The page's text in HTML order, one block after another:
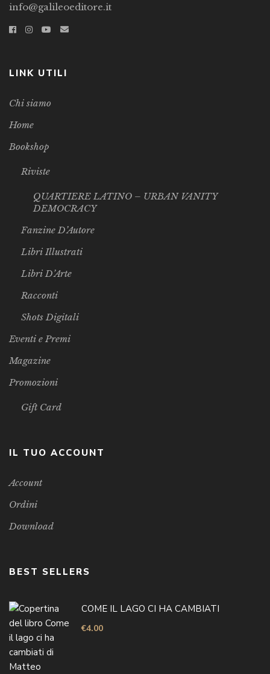
info@galileoeditore.it
LINK UTILI
Chi siamo
Home
Bookshop
Riviste
QUARTIERE LATINO – URBAN VANITY
DEMOCRACY
Fanzine D’Autore
Libri Illustrati
Libri D’Arte
Racconti
Shots Digitali
Eventi e Premi
Magazine
Promozioni
Gift Card
IL TUO ACCOUNT
Account
Ordini
Download
BEST SELLERS
COME IL LAGO CI HA CAMBIATI
€4.00